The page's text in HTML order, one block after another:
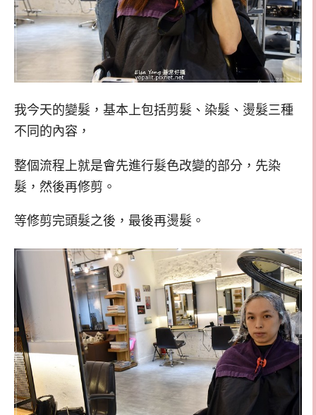
我今天的變髮，基本上包括剪髮、染髮、燙髮三種
不同的內容，
整個流程上就是會先進行髮色改變的部分，先染
髮，然後再修剪。
等修剪完頭髮之後，最後再燙髮。